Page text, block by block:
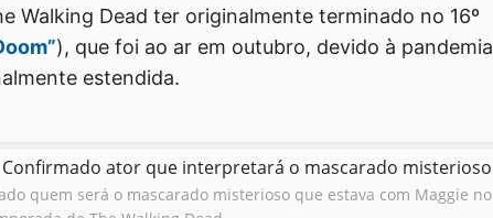
Walking Dead ter originalmente terminado no 16º
), que foi ao ar em outubro, devido à pandemia
estendida.
ator que interpretará o mascarado misterioso
quem será o mascarado misterioso que estava com Maggie no